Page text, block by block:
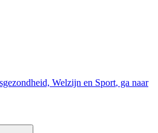
Welzijn en Sport, ga naar